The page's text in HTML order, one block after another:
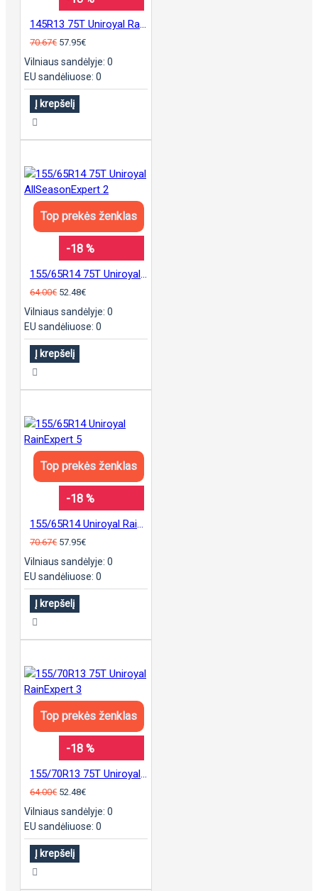
70.67€ 57.95€
Vilniaus sandėlyje: 0
EU sandėliuose: 0
Į krepšelį
Top prekės ženklas
-18 %
64.00€ 52.48€
Vilniaus sandėlyje: 0
EU sandėliuose: 0
Į krepšelį
Top prekės ženklas
-18 %
70.67€ 57.95€
Vilniaus sandėlyje: 0
EU sandėliuose: 0
Į krepšelį
Top prekės ženklas
-18 %
64.00€ 52.48€
Vilniaus sandėlyje: 0
EU sandėliuose: 0
Į krepšelį